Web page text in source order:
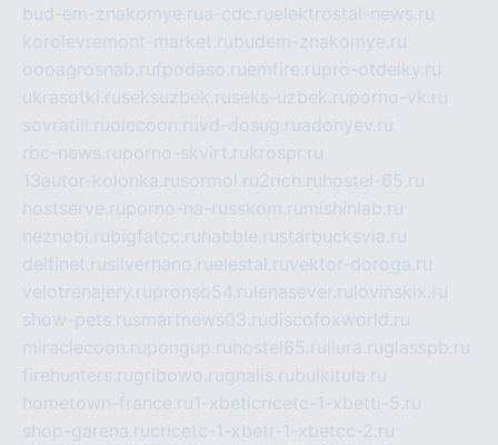
bud-em-znakomye.rua-cdc.ruelektrostal-news.ru
korolevremont-market.rubudem-znakomye.ru
oooagrosnab.rufpodaso.ruemfire.rupro-otdelky.ru
ukrasotki.ruseksuzbek.ruseks-uzbek.ruporno-vk.ru
sovratili.ruolecoon.ruvd-dosug.ruadonyev.ru
rbc-news.ruporno-skvirt.rukrospr.ru
13autor-kolonka.rusormol.ru2rich.ru hostel-65.ru
hostserve.ruporno-na-russkom.ru mishinlab.ru
neznobi.rubigfatcc.ru habble.rustarbucksvia.ru
delfinet.rusilvernano.ruelestal.ruvektor-doroga.ru
velotrenajery.rupronso54.ru lenasever.ru lovinskix.ru
show-pets.rusmartnews03.rudiscofoxworld.ru
miraclecoon.rupongup.ru hostel65.ru liura.ruglasspb.ru
firehunters.rugribowo.rugnalis.rubulkitula.ru
hometown-france.ru1-xbeticricetc-1-xbetti-5.ru
shop-garena.rucricetc-1-xbetr-1-xbetcc-2.ru